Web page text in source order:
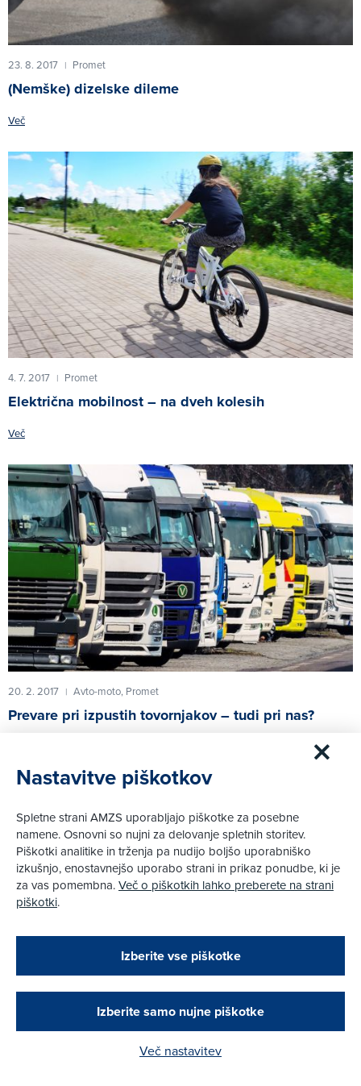
23. 8. 2017 | Promet
(Nemške) dizelske dileme
Več
4. 7. 2017 | Promet
Električna mobilnost – na dveh kolesih
Več
20. 2. 2017 | Avto-moto, Promet
Prevare pri izpustih tovornjakov – tudi pri nas?
Promet, Nasveti
Dodatek za čistejši izpuh
Zapri
Podarjamo vam 10 €!
Obstoječi in novi AMZS člani, ki boste v AMZS
opravili registracijo vozila, boste prejeli
vrednostno darilno kartico z dobroimetjem v višini
Kako do darila?
Nastavitve piškotkov
Spletne strani AMZS uporabljajo piškotke za posebne
namene. Osnovni so nujni za delovanje spletnih storitev.
Piškotki analitike in trženja pa nudijo boljšo uporabniško
izkušnjo, enostavnejšo uporabo strani in prikaz ponudbe, ki je
za vas pomembna.Več o piškotkih lahko preberete na strani
piškotki.
Izberite vse piškotke
Izberite samo nujne piškotke
Več nastavitev